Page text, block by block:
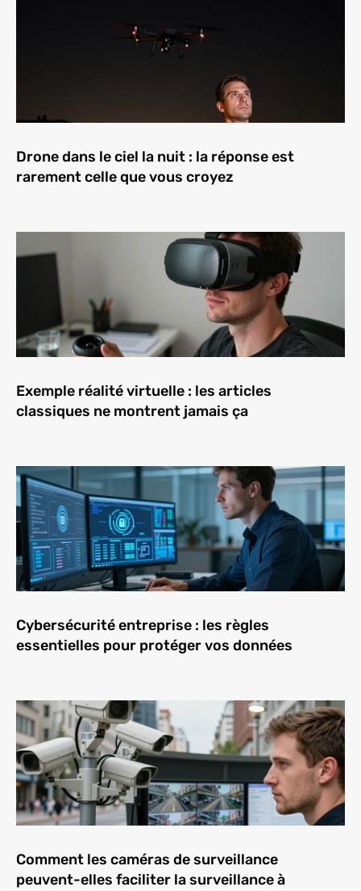
Drone dans le ciel la nuit : la réponse est
rarement celle que vous croyez
Exemple réalité virtuelle : les articles
classiques ne montrent jamais ça
Cybersécurité entreprise : les règles
essentielles pour protéger vos données
Comment les caméras de surveillance
peuvent-elles faciliter la surveillance à